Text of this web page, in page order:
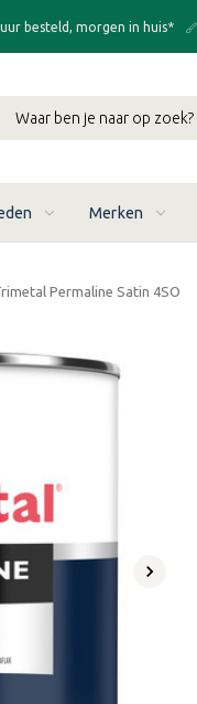
besteld, morgen in huis*
Merken
Permaline Satin 4SO
Volgende